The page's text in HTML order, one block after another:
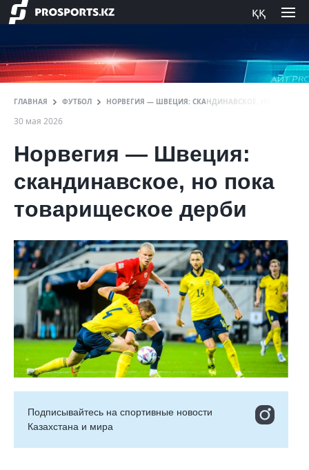
ққ
ГЛАВНАЯ ФУТБОЛ НОРВЕГИЯ — ШВЕЦИЯ: СКАНДИНАВСКОЕ, НО ПОКА
30 мая 2026
Норвегия — Швеция:
скандинавское, но пока
товарищеское дерби
Подписывайтесь на cпортивные новости
Казахстана и мира